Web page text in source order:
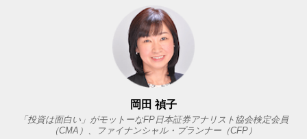
岡田 禎子
「投資は面白い」がモットーなFP日本証券アナリスト協会検定会員
（CMA）、ファイナンシャル・プランナー（CFP）